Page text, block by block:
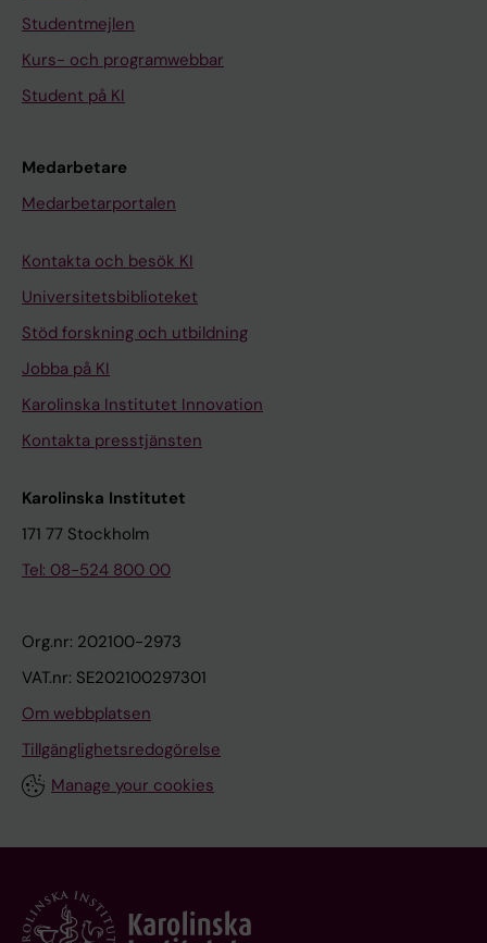
Studentmejlen
Kurs- och programwebbar
Student på KI
Medarbetare
Medarbetarportalen
Kontakta och besök KI
Universitetsbiblioteket
Stöd forskning och utbildning
Jobba på KI
Karolinska Institutet Innovation
Kontakta presstjänsten
Karolinska Institutet
171 77 Stockholm
Tel: 08-524 800 00
Org.nr: 202100-2973
VAT.nr: SE202100297301
Om webbplatsen
Tillgänglighetsredogörelse
Manage your cookies